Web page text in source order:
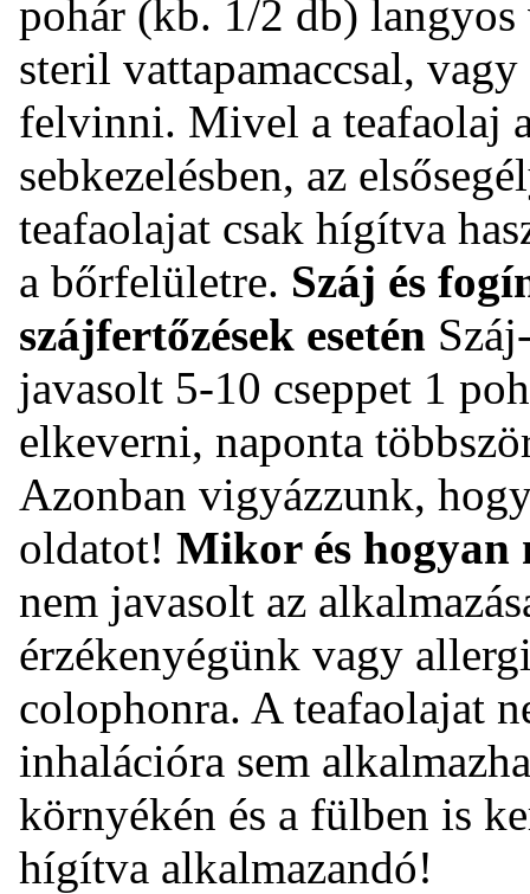
pohár (kb. 1/2 db)
steril vattapamaccsal,
felvinni. Mivel a teafaolaj
sebkezelésben, az
teafaolajat csak hígítva
a bőrfelületre. Száj és
szájfertőzések esetén
javasolt 5-10 cseppet 1
elkeverni, naponta
Azonban vigyázzunk,
oldatot! Mikor és
nem javasolt az
érzékenyégünk vagy
colophonra. A teafaolajat
inhalációra sem
környékén és a fülben is
hígítva alkalmazandó!